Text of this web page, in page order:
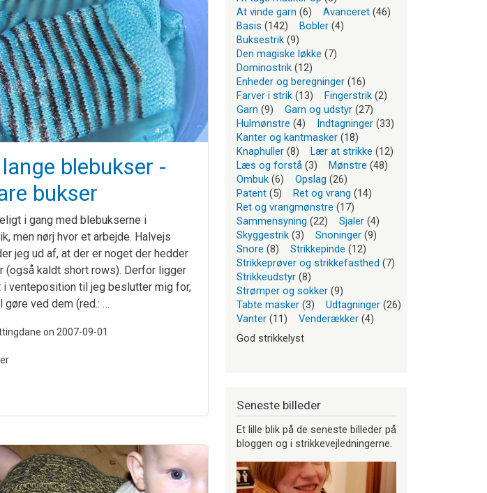
blebukser -
bukser
i gang med blebukserne i
men nørj hvor et arbejde. Halvejs
jeg ud af, at der er noget der hedder
(også kaldt short rows). Derfor ligger
venteposition til jeg beslutter mig for,
gøre ved dem (red.: …
on 2007-09-01
At vinde garn (6) Avanceret (46)
Basis (142) Bobler (4)
Buksestrik (9)
Den magiske løkke (7)
Dominostrik (12)
Enheder og beregninger (16)
Farver i strik (13) Fingerstrik (2)
Garn (9) Garn og udstyr (27)
Hulmønstre (4) Indtagninger (33)
Kanter og kantmasker (18)
Knaphuller (8) Lær at strikke (12)
Læs og forstå (3) Mønstre (48)
Ombuk (6) Opslag (26)
Patent (5) Ret og vrang (14)
Ret og vrangmønstre (17)
Sammensyning (22) Sjaler (4)
Skyggestrik (3) Snoninger (9)
Snore (8) Strikkepinde (12)
Strikkeprøver og strikkefasthed (7)
Strikkeudstyr (8)
Strømper og sokker (9)
Tabte masker (3) Udtagninger (26)
Vanter (11) Venderækker (4)
God strikkelyst
Seneste billeder
Et lille blik på de seneste billeder på
bloggen og i strikkevejledningerne.